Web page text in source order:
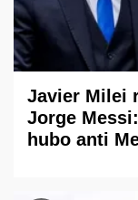
Javier Milei
Jorge
hubo anti